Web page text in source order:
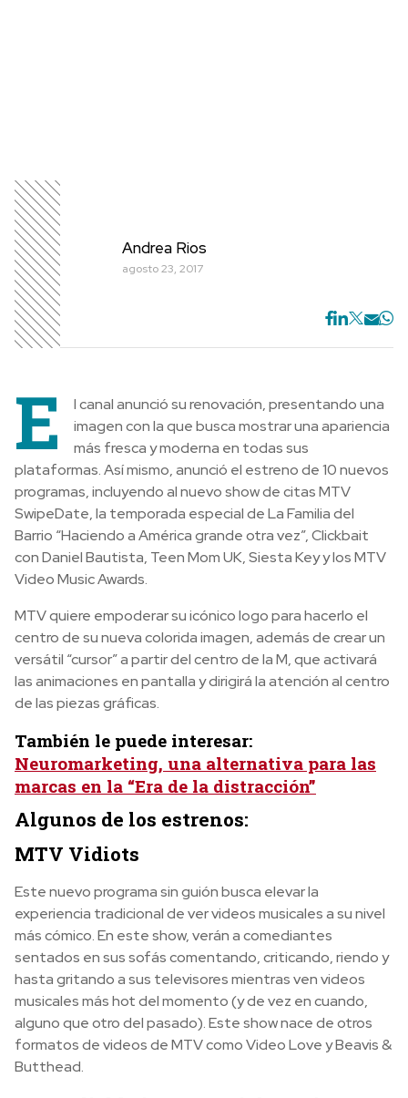
Andrea Rios
agosto 23, 2017
E
l canal anunció su renovación, presentando una
imagen con la que busca mostrar una apariencia
más fresca y moderna en todas sus
plataformas. Así mismo, anunció el estreno de 10 nuevos
programas, incluyendo al nuevo show de citas MTV
SwipeDate, la temporada especial de La Familia del
Barrio “Haciendo a América grande otra vez”, Clickbait
con Daniel Bautista, Teen Mom UK, Siesta Key y los MTV
Video Music Awards.
MTV quiere empoderar su icónico logo para hacerlo el
centro de su nueva colorida imagen, además de crear un
versátil “cursor” a partir del centro de la M, que activará
las animaciones en pantalla y dirigirá la atención al centro
de las piezas gráficas.
También le puede interesar:
Neuromarketing, una alternativa para las
marcas en la “Era de la distracción”
Algunos de los estrenos:
MTV Vidiots
Este nuevo programa sin guión busca elevar la
experiencia tradicional de ver videos musicales a su nivel
más cómico. En este show, verán a comediantes
sentados en sus sofás comentando, criticando, riendo y
hasta gritando a sus televisores mientras ven videos
musicales más hot del momento (y de vez en cuando,
alguno que otro del pasado). Este show nace de otros
formatos de videos de MTV como Video Love y Beavis &
Butthead.